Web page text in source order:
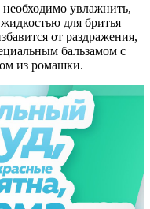
увлажнить,
для бритья
от раздражения,
бальзамом с
из ромашки.